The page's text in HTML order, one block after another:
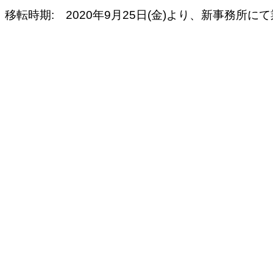
移転時期:　2020年9月25日(金)より、新事務所に